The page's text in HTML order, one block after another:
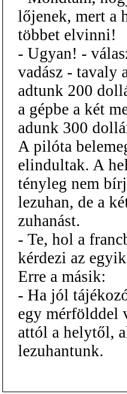
lőjenek, mert a
többet elvinni!
- Ugyan! -
vadász - tavaly
adtunk 200
a gépbe a két
adunk 300
A pilóta
elindultak. A
tényleg nem
lezuhan, de a
zuhanást.
- Te, hol a
kérdezi az
Erre a másik:
- Ha jól
egy mérfölddel
attól a helytől,
lezuhantunk.